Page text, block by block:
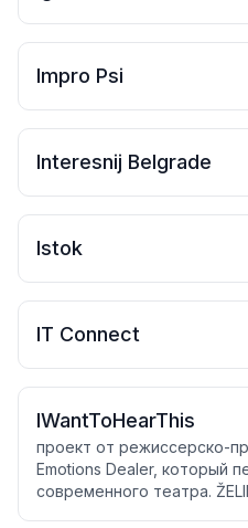
Impro Psi
Interesnij Belgrade
Istok
IT Connect
IWantToHearThis
проект от режиссерско-
Emotions Dealer, который
современного театра.